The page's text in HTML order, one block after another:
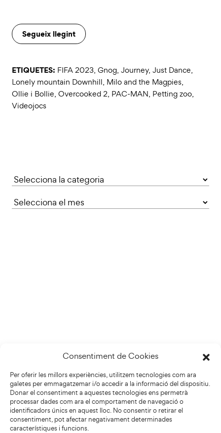
Consentiment de Cookies
Per oferir les millors experiències, utilitzem tecnologies com ara
galetes per emmagatzemar i/o accedir a la informació del dispositiu.
Donar el consentiment a aquestes tecnologies ens permetrà
processar dades com ara el comportament de navegació o
identificadors únics en aquest lloc. No consentir o retirar el
consentiment, pot afectar negativament determinades
característiques i funcions.
Segueix llegint
ETIQUETES: FIFA 2023, Gnog, Journey, Just Dance,
Lonely mountain Downhill, Milo and the Magpies,
Ollie i Bollie, Overcooked 2, PAC-MAN, Petting zoo,
Videojocs
Categories